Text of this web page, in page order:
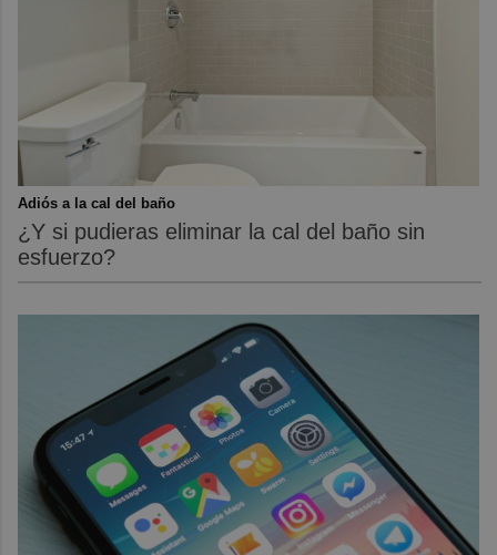
Adiós a la cal del baño
¿Y si pudieras eliminar la cal del baño sin
esfuerzo?